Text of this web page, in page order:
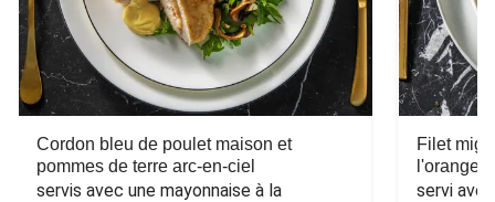
Cordon bleu de poulet maison et
pommes de terre arc-en-ciel
servis avec une mayonnaise à la
Filet
l'orange
servi